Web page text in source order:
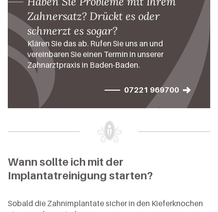
Zahnersatz? Drückt es oder
schmerzt es sogar?
Klären Sie das ab. Rufen Sie uns an und
vereinbaren Sie einen Termin in unserer
Zahnarztpraxis in Baden-Baden.
07221 969700
Wann sollte ich mit der
Implantatreinigung starten?
Sobald die Zahnimplantate sicher in den Kieferknochen